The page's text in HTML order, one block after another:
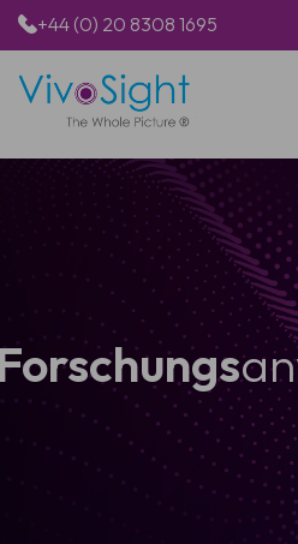
+44 (0) 20 8308 1695
STARTSEITE
PRODUKTE
ANWENDUNGEN
PATIENTEN
RESSOURCEN
ÜBER UNS